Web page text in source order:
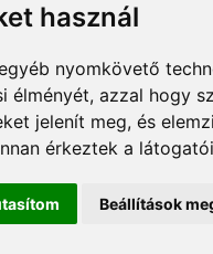
használ
nyomkövető
élményét, azzal hogy
jelenít meg, és
érkeztek a
Beállítások